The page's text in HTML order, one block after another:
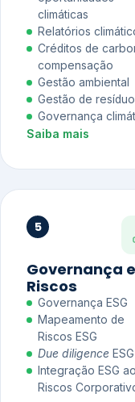
climáticas
Relatórios
Créditos de
compensação
Gestão ambiental
Gestão de
Governança
Saiba mais
5
Governança e
Riscos
Governança ESG
Mapeamento de
Riscos ESG
Due diligence ESG
Integração ESG
Riscos